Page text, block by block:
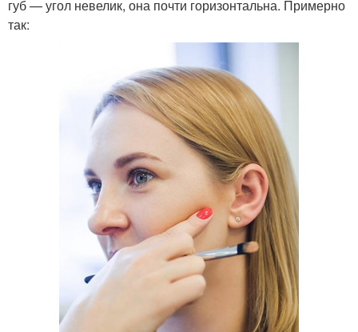
губ — угол невелик, она почти горизонтальна. Примерно
так: